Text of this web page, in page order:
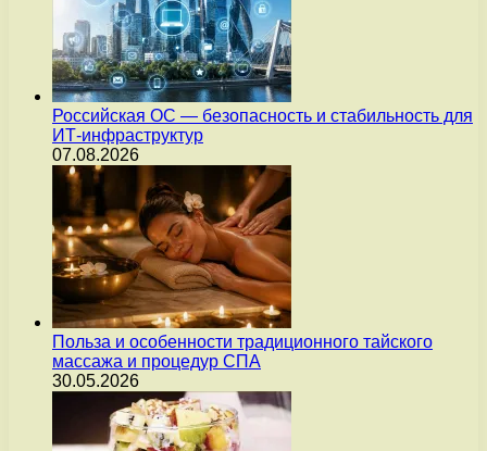
Российская ОС — безопасность и стабильность для
ИТ-инфраструктур
07.08.2026
Польза и особенности традиционного тайского
массажа и процедур СПА
30.05.2026